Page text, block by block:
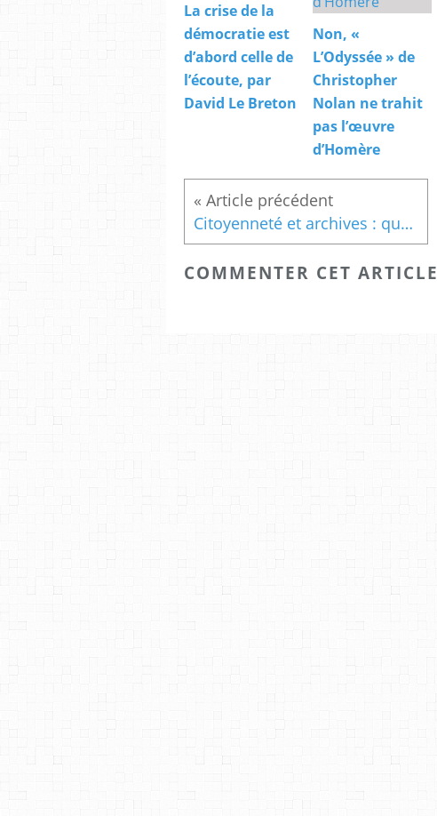
La crise de la
démocratie est
d’abord celle de
l’écoute, par
David Le Breton
Non, «
L’Odyssée » de
Christopher
Nolan ne trahit
pas l’œuvre
d’Homère
Citoyenneté et archives : quels enjeux démocratiques ? Table ronde animée par Nathalie Mallet-Poujol
COMMENTER CET ARTICLE